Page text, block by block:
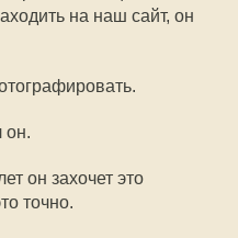
на наш сайт, он
он.
он захочет это
точно.